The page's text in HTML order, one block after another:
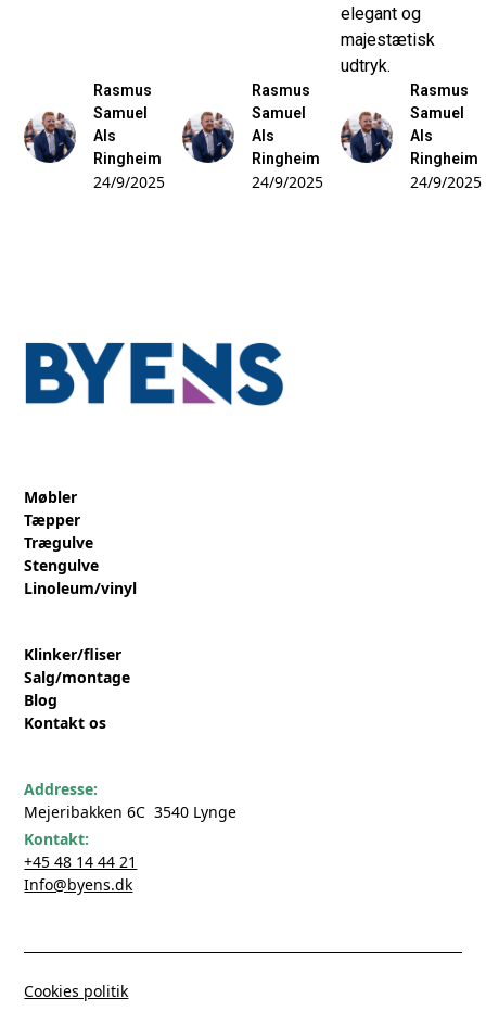
Rasmus
Samuel
Als
Ringheim
24/9/2025
Rasmus
Samuel
Als
Ringheim
24/9/2025
elegant og
majestætisk
udtryk.
Rasmus
Samuel
Als
Ringheim
24/9/2025
Møbler
Tæpper
Trægulve
Stengulve
Linoleum/vinyl
Klinker/fliser
Salg/montage
Blog
Kontakt os
Addresse:
Mejeribakken 6C 3540 Lynge
Kontakt:
+45 48 14 44 21
Info@byens.dk
Cookies politik